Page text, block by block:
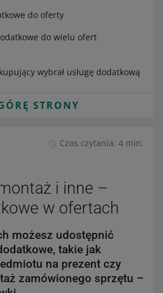
do oferty
do wielu ofert
wybrał usługę dodatkową
STRONY
Czas czytania: 4 min.
i inne –
w ofertach
możesz udostępnić
takie jak
na prezent czy
zamówionego sprzętu –